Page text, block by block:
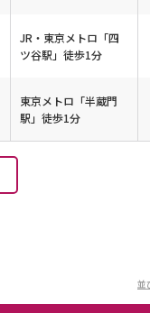
JR・東京メトロ「四
ツ谷駅」徒歩1分
東京メトロ「半蔵門
駅」徒歩1分
並